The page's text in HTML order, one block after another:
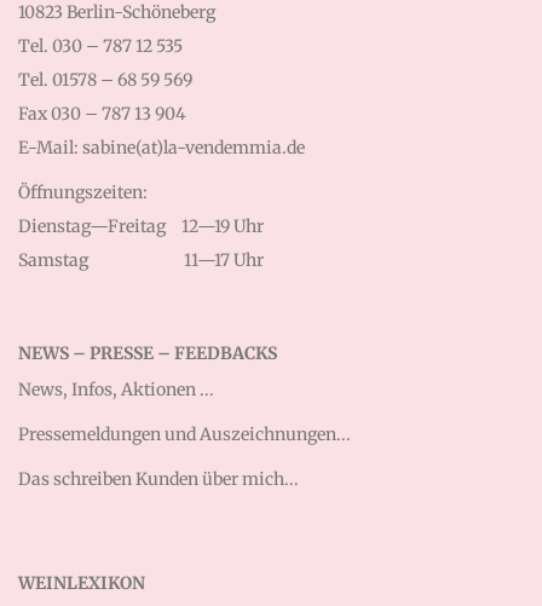
10823 Berlin-Schöneberg
Tel. 030 – 787 12 535
Tel. 01578 – 68 59 569
Fax 030 – 787 13 904
E-Mail: sabine(at)la-vendemmia.de
Öffnungszeiten:
Dienstag—Freitag
Samstag
12—19 Uhr
11—17 Uhr
NEWS – PRESSE – FEEDBACKS
News, Infos, Aktionen ...
Pressemeldungen und Auszeichnungen...
Das schreiben Kunden über mich...
WEINLEXIKON